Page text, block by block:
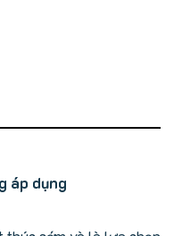
áp dụng